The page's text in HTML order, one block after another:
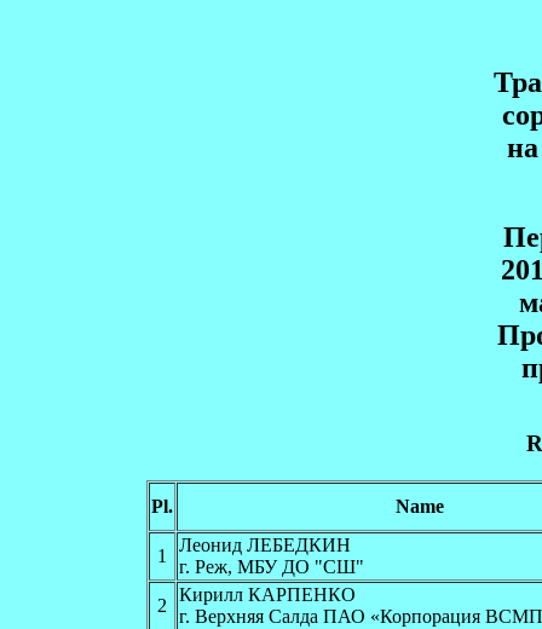
Pl. Name
1
Леонид ЛЕБЕДКИН
г. Реж, МБУ ДО "СШ"
2
Кирилл КАРПЕНКО
г. Верхняя Салда ПАО «Корпорация